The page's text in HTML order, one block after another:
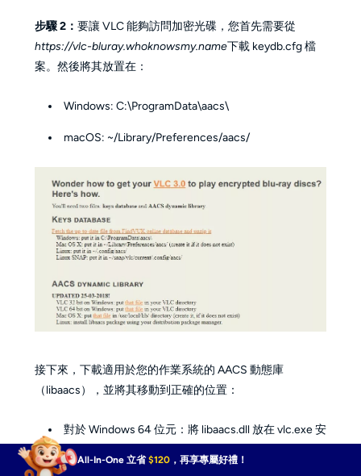
步驟 2： 要讓 VLC 能夠訪問加密光碟，您首先需要從
https://vlc-bluray.whoknowsmy.name下載 keydb.cfg 檔
案。然後將其放置在：
Windows: C:\ProgramData\aacs\
macOS: ~/Library/Preferences/aacs/
接下來，下載適用於您的作業系統的 AACS 動態庫
（libaacs），並將其移動到正確的位置：
對於 Windows 64 位元：將 libaacs.dll 放在 vlc.exe 安
裝的同一資料夾中
All-In-One 立省$120 ，再享專屬好禮！